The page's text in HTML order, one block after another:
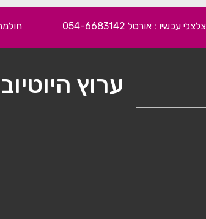
: אורטל 054-6683142
ערוץ